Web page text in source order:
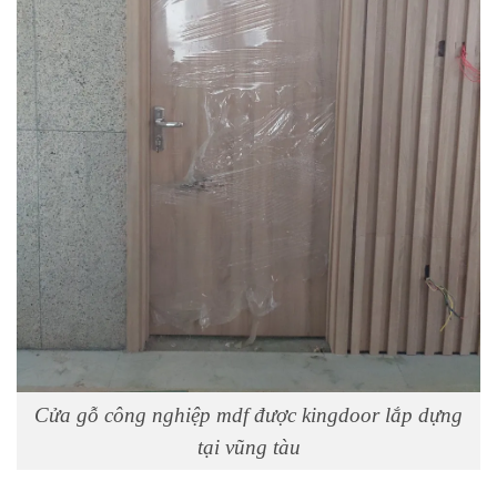
Cửa gỗ công nghiệp mdf được kingdoor lắp dựng
tại vũng tàu